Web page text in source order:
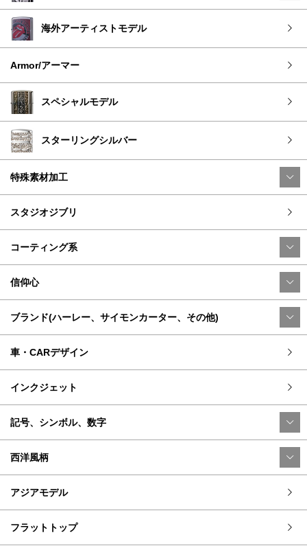
海外アーティストモデル
Armor/アーマー
スペシャルモデル
スターリングシルバー
特殊素材加工
スタジオジブリ
コーティング系
信仰心
ブランド(ハーレー、サイモンカーター、その他)
車・CARデザイン
インクジェット
記号、シンボル、数字
西洋風柄
アジアモデル
フラットトップ